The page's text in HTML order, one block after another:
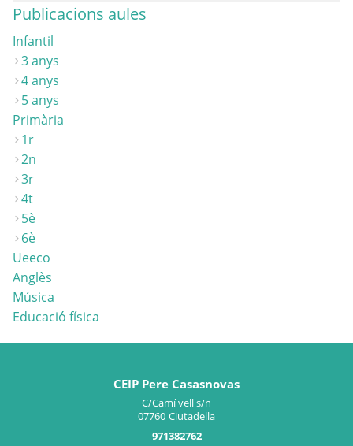
Publicacions aules
Infantil
3 anys
4 anys
5 anys
Primària
1r
2n
3r
4t
5è
6è
Ueeco
Anglès
Música
Educació física
CEIP Pere Casasnovas
C/Camí vell s/n
07760 Ciutadella
971382762